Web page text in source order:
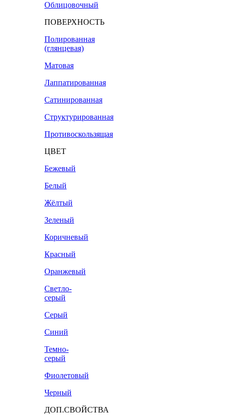
Облицовочный
ПОВЕРХНОСТЬ
Полированная
(глянцевая)
Матовая
Лаппатированная
Сатинированная
Структурированная
Противоскользящая
ЦВЕТ
Бежевый
Белый
Жёлтый
Зеленый
Коричневый
Красный
Оранжевый
Светло-
серый
Серый
Синий
Темно-
серый
Фиолетовый
Черный
ДОП.СВОЙСТВА